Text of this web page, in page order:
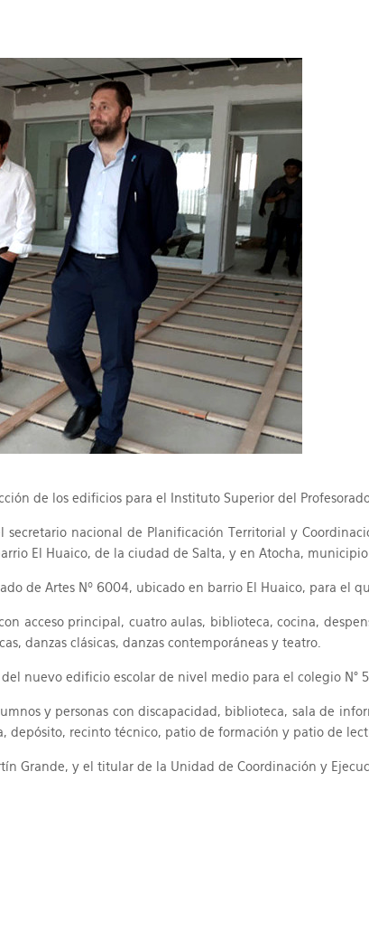
de los edificios para el Instituto Superior del
secretario nacional de Planificación Territorial y
El Huaico, de la ciudad de Salta, y en Atocha, municipio
de Artes Nº 6004, ubicado en barrio El Huaico, para el
acceso principal, cuatro aulas, biblioteca, cocina,
danzas clásicas, danzas contemporáneas y teatro.
nuevo edificio escolar de nivel medio para el colegio N°
y personas con discapacidad, biblioteca, sala de
depósito, recinto técnico, patio de formación y patio de
Grande, y el titular de la Unidad de Coordinación y